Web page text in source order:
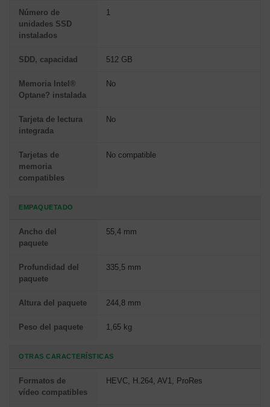
Número de
unidades SSD
instalados
1
SDD, capacidad 512 GB
Memoria Intel®
Optane? instalada
No
Tarjeta de lectura
integrada
No
Tarjetas de
memoria
compatibles
No compatible
EMPAQUETADO
Ancho del
paquete
55,4 mm
Profundidad del
paquete
335,5 mm
Altura del paquete 244,8 mm
Peso del paquete 1,65 kg
OTRAS CARACTERÍSTICAS
Formatos de
vídeo compatibles
HEVC, H.264, AV1, ProRes